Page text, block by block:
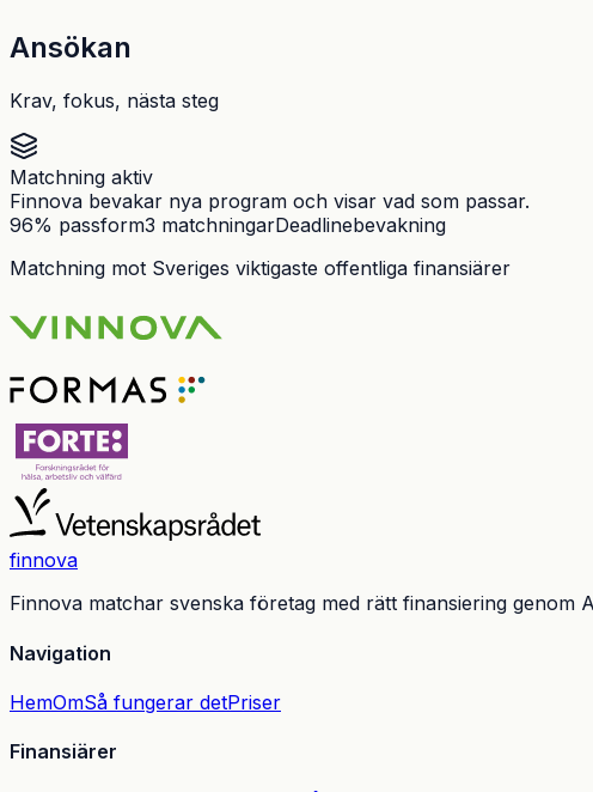
Ansökan
Krav, fokus, nästa steg
Matchning aktiv
Finnova bevakar nya program och visar vad som passar.
96% passform3 matchningarDeadlinebevakning
Matchning mot Sveriges viktigaste offentliga finansiärer
finnova
Finnova matchar svenska företag med rätt finansiering
Navigation
HemOmSå fungerar detPriser
Finansiärer